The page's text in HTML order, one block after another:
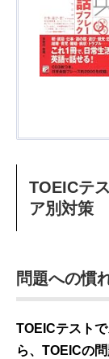
TOEICテ
ア別対策
問題への慣
TOEICテスト
ら、TOEICの